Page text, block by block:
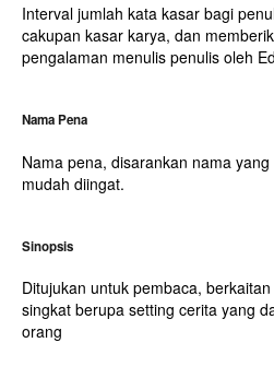
Interval jumlah kata kasar bagi
cakupan kasar karya, dan
pengalaman menulis penulis oleh
Nama Pena
Nama pena, disarankan nama
mudah diingat.
Sinopsis
Ditujukan untuk pembaca,
singkat berupa setting cerita yang
orang